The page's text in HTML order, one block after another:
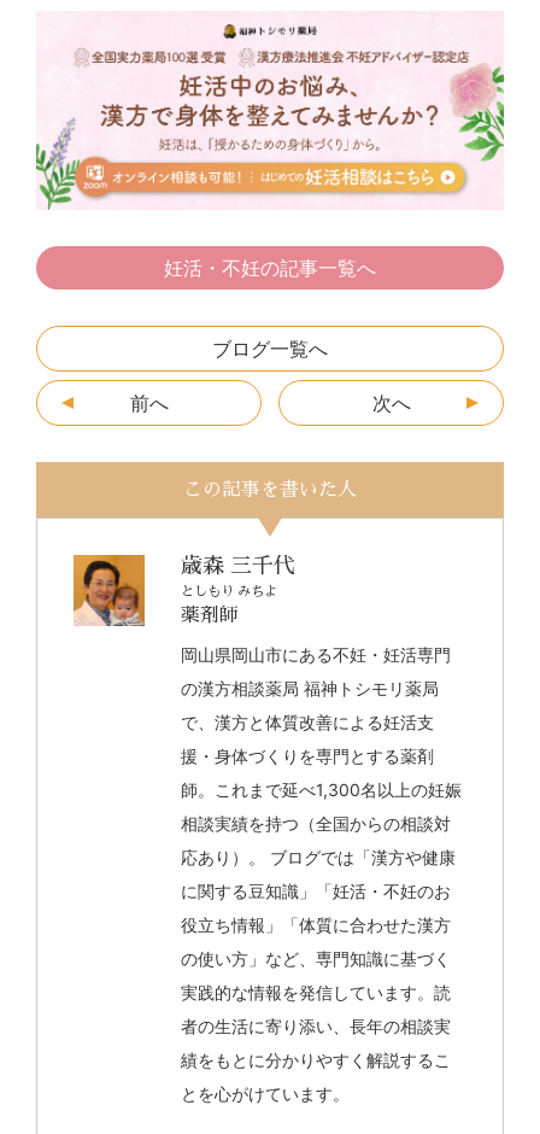
b
o
o
k
er n
a
s
e
n
g
er
妊活・不妊の記事一覧へ
ブログ一覧へ
前へ 次へ
この記事を書いた人
歳森 三千代
としもり みちよ
薬剤師
岡山県岡山市にある不妊・妊活専門
の漢方相談薬局 福神トシモリ薬局
で、漢方と体質改善による妊活支
援・身体づくりを専門とする薬剤
師。これまで延べ1,300名以上の妊娠
相談実績を持つ（全国からの相談対
応あり）。 ブログでは「漢方や健康
に関する豆知識」「妊活・不妊のお
役立ち情報」「体質に合わせた漢方
の使い方」など、専門知識に基づく
実践的な情報を発信しています。読
者の生活に寄り添い、長年の相談実
績をもとに分かりやすく解説するこ
とを心がけています。